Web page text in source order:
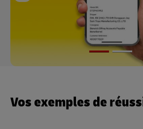
Vos exemples de